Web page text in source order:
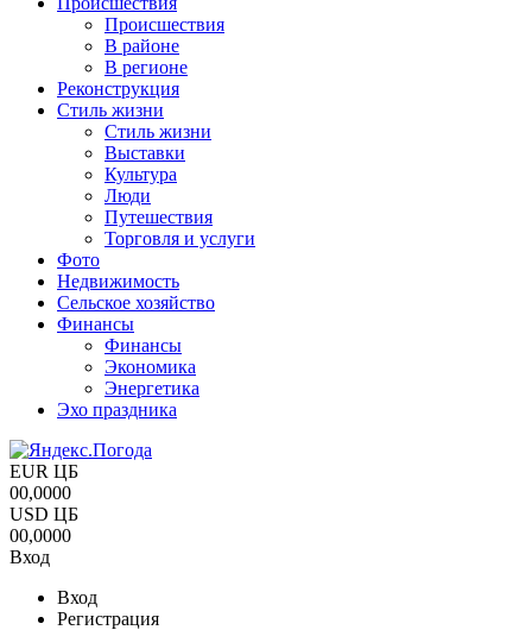
Происшествия
В районе
В регионе
Реконструкция
Стиль жизни
Стиль жизни
Выставки
Культура
Люди
Путешествия
Торговля и услуги
Фото
Недвижимость
Сельское хозяйство
Финансы
Финансы
Экономика
Энергетика
Эхо праздника
EUR ЦБ
00,0000
USD ЦБ
00,0000
Вход
Вход
Регистрация